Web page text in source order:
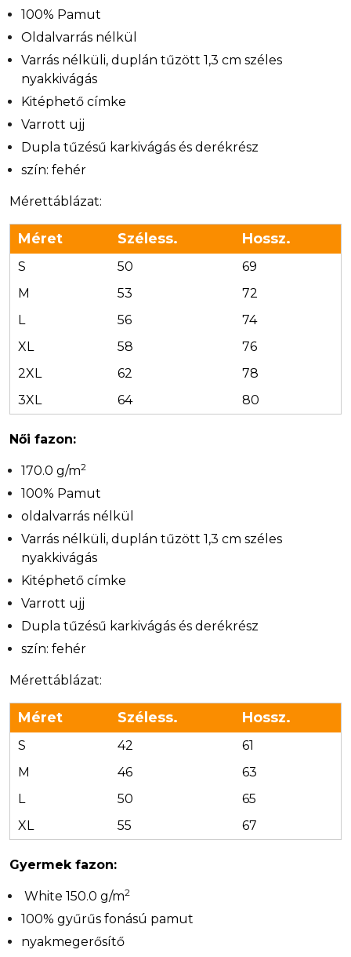
100% Pamut
Oldalvarrás nélkül
Varrás nélküli, duplán tűzött 1,3 cm széles
nyakkivágás
Kitéphető címke
Varrott ujj
Dupla tűzésű karkivágás és derékrész
szín: fehér
Mérettáblázat:
Méret Széless. Hossz.
S 50
69
M
53
72
L
56
74
XL
58
76
2XL
62
78
3XL
64 80
Női fazon:
170.0 g/m2
100% Pamut
oldalvarrás nélkül
Varrás nélküli, duplán tűzött 1,3 cm széles
nyakkivágás
Kitéphető címke
Varrott ujj
Dupla tűzésű karkivágás és derékrész
szín: fehér
Mérettáblázat:
Méret Széless. Hossz.
S 42
61
M
46
63
L
50
65
XL
55 67
Gyermek fazon:
White 150.0 g/m2
100% gyűrűs fonású pamut
nyakmegerősítő